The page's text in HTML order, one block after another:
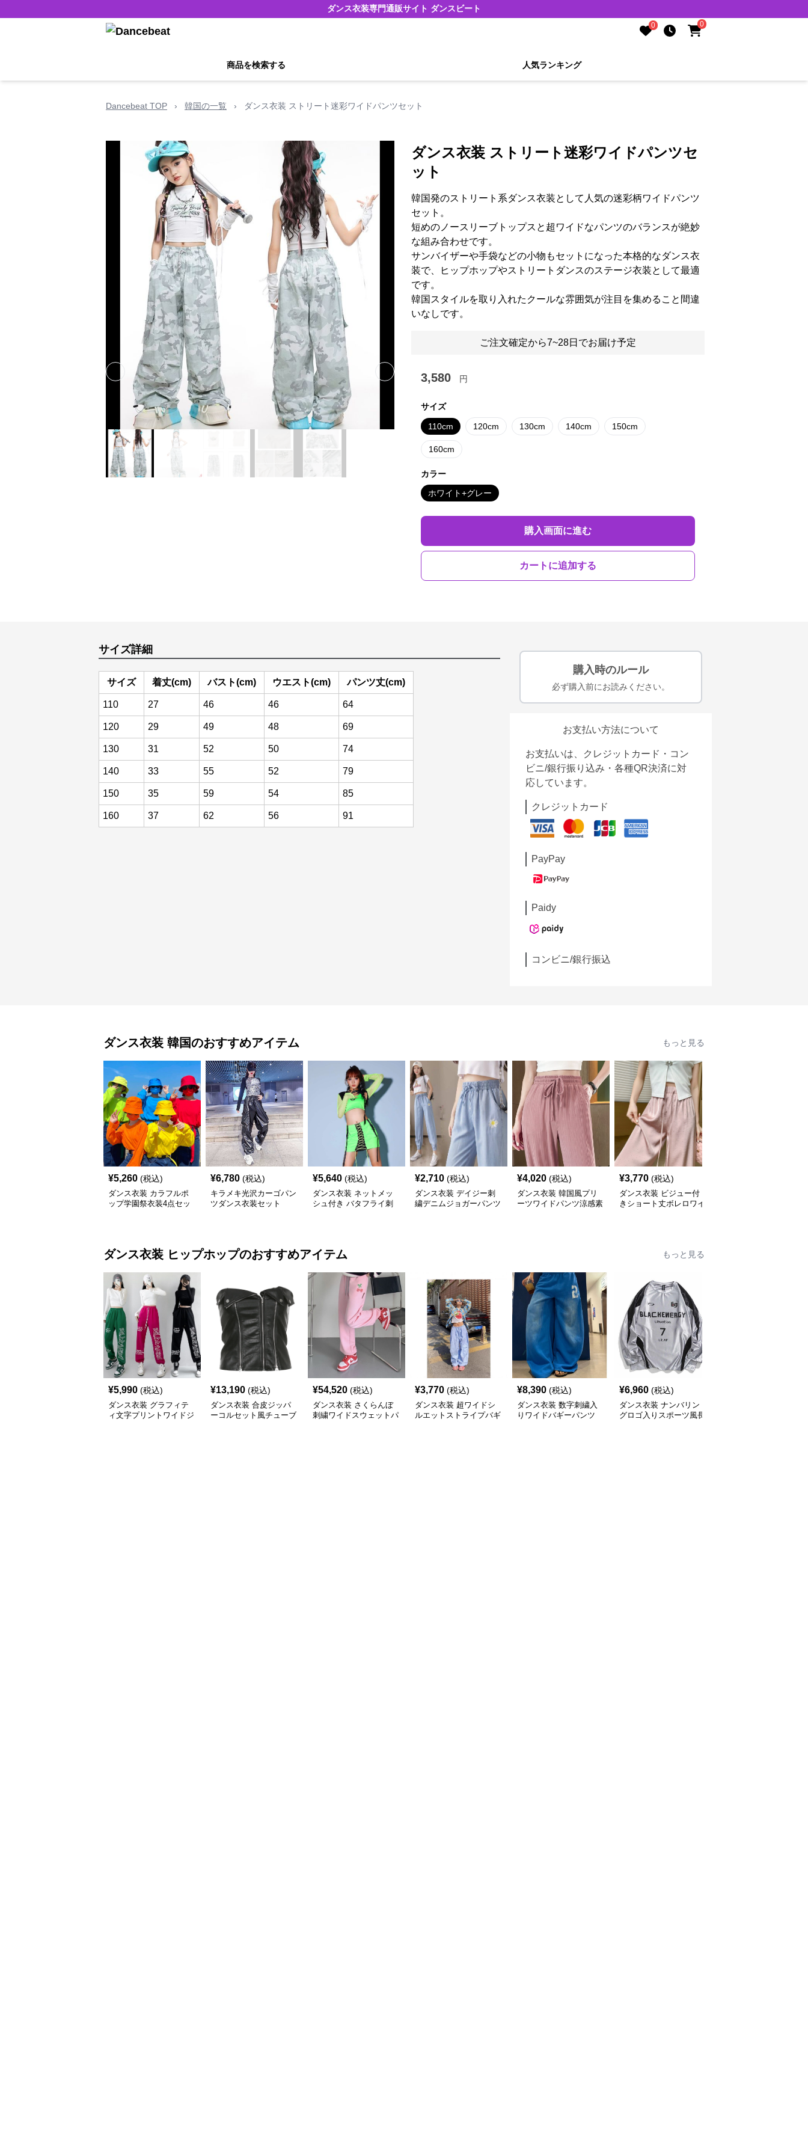
ダンス衣装専門通販サイト ダンスビート
0 0
商品を検索する 人気ランキング
Dancebeat TOP › 韓国の一覧 › ダンス衣装 ストリート迷彩ワイドパンツセット
Previous slide Next slide
ダンス衣装 ストリート迷彩ワイドパンツセ
ット
韓国発のストリート系ダンス衣装として人気の迷彩柄ワイドパンツ
セット。
短めのノースリーブトップスと超ワイドなパンツのバランスが絶妙
な組み合わせです。
サンバイザーや手袋などの小物もセットになった本格的なダンス衣
装で、ヒップホップやストリートダンスのステージ衣装として最適
です。
韓国スタイルを取り入れたクールな雰囲気が注目を集めること間違
いなしです。
ご注文確定から7~28日でお届け予定
3,580 円
サイズ
110cm 120cm 130cm 140cm 150cm
160cm
カラー
ホワイト+グレー
購入画面に進む
カートに追加する
サイズ詳細
サイズ 着丈(cm) バスト(cm) ウエスト(cm) パンツ丈(cm)
110 27 46 46 64
120 29 49 48 69
130 31 52 50 74
140 33 55 52 79
150 35 59 54 85
160 37 62 56 91
購入時のルール
必ず購入前にお読みください。
お支払い方法について
お支払いは、クレジットカード・コン
ビニ/銀行振り込み・各種QR決済に対
応しています。
クレジットカード
PayPay
Paidy
コンビニ/銀行振込
ダンス衣装 韓国のおすすめアイテム もっと見る
¥5,260 (税込)
ダンス衣装 カラフルポ
ップ学園祭衣装4点セッ
¥6,780 (税込)
キラメキ光沢カーゴパン
ツダンス衣装セット
¥5,640 (税込)
ダンス衣装 ネットメッ
シュ付き バタフライ刺
¥2,710 (税込)
ダンス衣装 デイジー刺
繍デニムジョガーパンツ
¥4,020 (税込)
ダンス衣装 韓国風プリ
ーツワイドパンツ涼感素
¥3,770 (税込)
ダンス衣装 ビジュー付
きショート丈ボレロワイ
ダンス衣装 ヒップホップのおすすめアイテム もっと見る
¥5,990 (税込)
ダンス衣装 グラフィテ
ィ文字プリントワイドジ
¥13,190 (税込)
ダンス衣装 合皮ジッパ
ーコルセット風チューブ
¥54,520 (税込)
ダンス衣装 さくらんぼ
刺繍ワイドスウェットパ
¥3,770 (税込)
ダンス衣装 超ワイドシ
ルエットストライプバギ
¥8,390 (税込)
ダンス衣装 数字刺繍入
りワイドバギーパンツ
¥6,960 (税込)
ダンス衣装 ナンバリン
グロゴ入りスポーツ風長